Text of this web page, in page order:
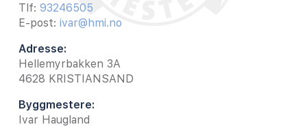
Tlf: 93246505
E-post: ivar@hmi.no
Adresse:
Hellemyrbakken 3A
4628 KRISTIANSAND
Byggmestere:
Ivar Haugland